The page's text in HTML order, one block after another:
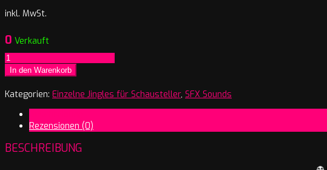
inkl. MwSt.
0 Verkauft
Vampir
Hauch
1
Menge
In den Warenkorb
Kategorien: Einzelne Jingles für Schausteller, SFX Sounds
Rezensionen (0)
BESCHREIBUNG